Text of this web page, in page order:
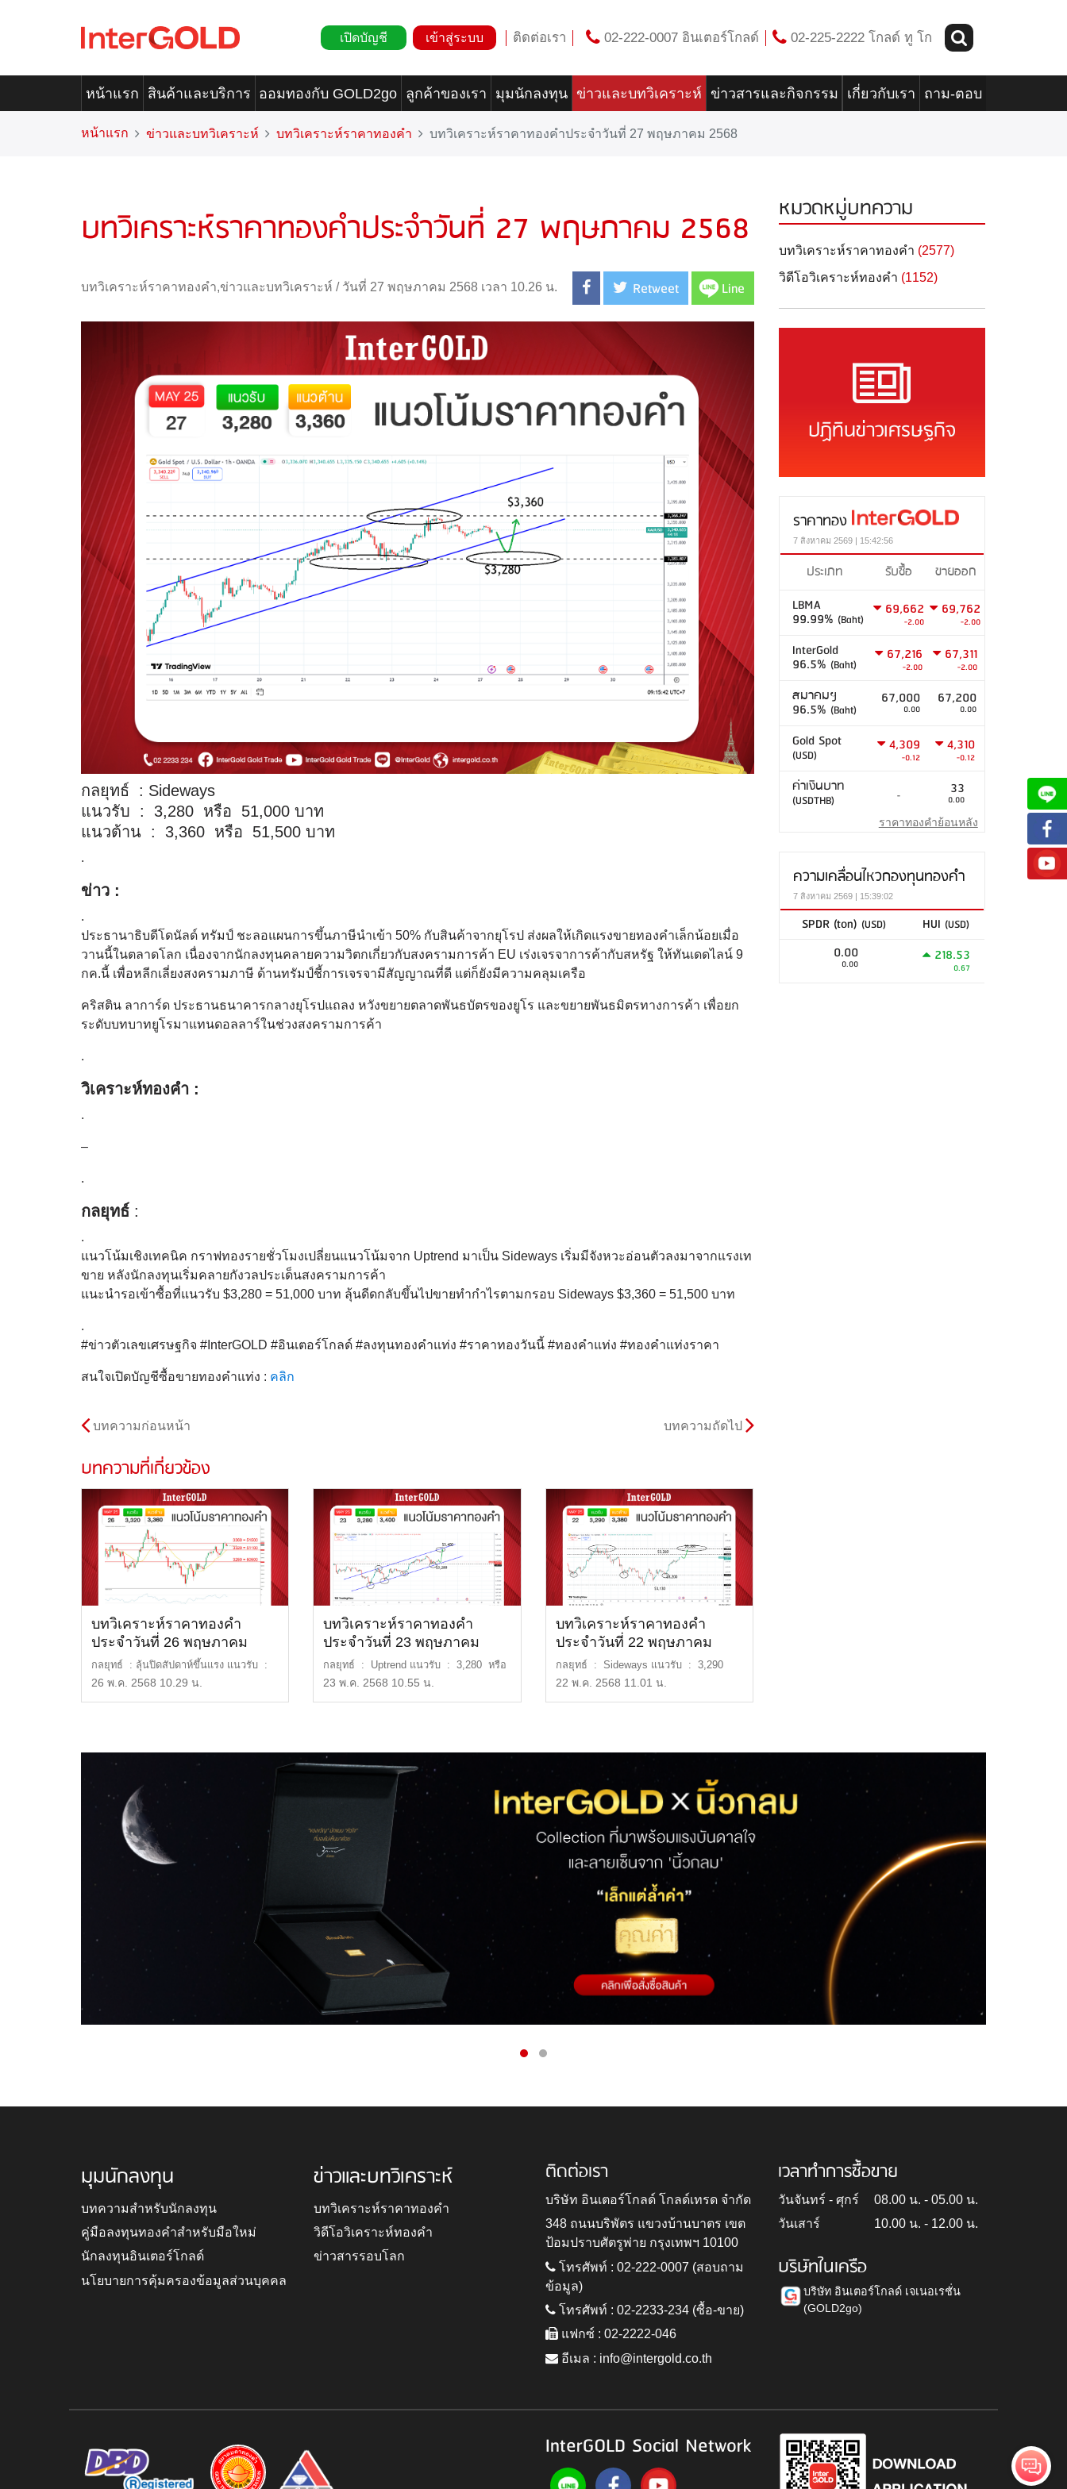
เปิดบัญชี เข้าสู่ระบบ ติดต่อเรา 02-222-0007 อินเตอร์โกลด์ 02-225-2222 โกลด์ ทู โก
หน้าแรก สินค้าและบริการ ออมทองกับ GOLD2go ลูกค้าของเรา มุมนักลงทุน ข่าวและบทวิเคราะห์ ข่าวสารและกิจกรรม เกี่ยวกับเรา ถาม-ตอบ
หน้าแรก ข่าวและบทวิเคราะห์ บทวิเคราะห์ราคาทองคำ บทวิเคราะห์ราคาทองคำประจำวันที่ 27 พฤษภาคม 2568
บทวิเคราะห์ราคาทองคำประจำวันที่ 27 พฤษภาคม 2568
บทวิเคราะห์ราคาทองคำ,ข่าวและบทวิเคราะห์ / วันที่ 27 พฤษภาคม 2568 เวลา 10.26 น. Retweet Line
กลยุทธ์ : Sideways
แนวรับ : 3,280 หรือ 51,000 บาท
แนวต้าน : 3,360 หรือ 51,500 บาท
.
ข่าว :
.
ประธานาธิบดีโดนัลด์ ทรัมป์ ชะลอแผนการขึ้นภาษีนำเข้า 50% กับสินค้าจากยุโรป ส่งผลให้เกิดแรงขายทองคำเล็กน้อยเมื่อ
วานนี้ในตลาดโลก เนื่องจากนักลงทุนคลายความวิตกเกี่ยวกับสงครามการค้า EU เร่งเจรจาการค้ากับสหรัฐ ให้ทันเดดไลน์ 9
กค.นี้ เพื่อหลีกเลี่ยงสงครามภาษี ด้านทรัมป์ชี้การเจรจามีสัญญาณที่ดี แต่ก็ยังมีความคลุมเครือ
คริสติน ลาการ์ด ประธานธนาคารกลางยุโรปแถลง หวังขยายตลาดพันธบัตรของยูโร และขยายพันธมิตรทางการค้า เพื่อยก
ระดับบทบาทยูโรมาแทนดอลลาร์ในช่วงสงครามการค้า
.
วิเคราะห์ทองคำ :
.
–
.
กลยุทธ์ :
.
แนวโน้มเชิงเทคนิค กราฟทองรายชั่วโมงเปลี่ยนแนวโน้มจาก Uptrend มาเป็น Sideways เริ่มมีจังหวะอ่อนตัวลงมาจากแรงเท
ขาย หลังนักลงทุนเริ่มคลายกังวลประเด็นสงครามการค้า
แนะนำรอเข้าซื้อที่แนวรับ $3,280 = 51,000 บาท ลุ้นดีดกลับขึ้นไปขายทำกำไรตามกรอบ Sideways $3,360 = 51,500 บาท
.
#ข่าวตัวเลขเศรษฐกิจ #InterGOLD #อินเตอร์โกลด์ #ลงทุนทองคำแท่ง #ราคาทองวันนี้ #ทองคำแท่ง #ทองคำแท่งราคา
สนใจเปิดบัญชีซื้อขายทองคำแท่ง : คลิก
บทความก่อนหน้า บทความถัดไป
บทความที่เกี่ยวข้อง
บทวิเคราะห์ราคาทองคำ
ประจำวันที่ 26 พฤษภาคม
2568
กลยุทธ์ : ลุ้นปิดสัปดาห์ขึ้นแรง แนวรับ :
3,320 หรือ […]
26 พ.ค. 2568 10.29 น.
บทวิเคราะห์ราคาทองคำ
ประจำวันที่ 23 พฤษภาคม
2568
กลยุทธ์ : Uptrend แนวรับ : 3,280 หรือ
51,100 บาท […]
23 พ.ค. 2568 10.55 น.
บทวิเคราะห์ราคาทองคำ
ประจำวันที่ 22 พฤษภาคม
2568
กลยุทธ์ : Sideways แนวรับ : 3,290
หรือ 51,000 บาท […]
22 พ.ค. 2568 11.01 น.
หมวดหมู่บทความ
บทวิเคราะห์ราคาทองคำ (2577)
วิดีโอวิเคราะห์ทองคำ (1152)
ปฏิทินข่าวเศรษฐกิจ
ราคาทอง
7 สิงหาคม 2569 | 15:42:56
ประเภท รับซื้อ
ขายออก
LBMA
99.99% (Baht)
69,662
-2.00
69,762
-2.00
InterGold
96.5% (Baht)
67,216
-2.00
67,311
-2.00
สมาคมฯ
96.5% (Baht)
67,000
0.00
67,200
0.00
Gold Spot
(USD)
4,309
-0.12
4,310
-0.12
ค่าเงินบาท
(USDTHB) - 33
0.00
ราคาทองคำย้อนหลัง
ความเคลื่อนไหวกองทุนทองคำ
7 สิงหาคม 2569 | 15:39:02
SPDR (ton) (USD) HUI (USD)
0.00
0.00 218.53
0.67
มุมนักลงทุน
บทความสำหรับนักลงทุน
คู่มือลงทุนทองคำสำหรับมือใหม่
นักลงทุนอินเตอร์โกลด์
นโยบายการคุ้มครองข้อมูลส่วนบุคคล
ข่าวและบทวิเคราะห์
บทวิเคราะห์ราคาทองคำ
วิดีโอวิเคราะห์ทองคำ
ข่าวสารรอบโลก
ติดต่อเรา
บริษัท อินเตอร์โกลด์ โกลด์เทรด จำกัด
348 ถนนบริพัตร แขวงบ้านบาตร เขต
ป้อมปราบศัตรูพ่าย กรุงเทพฯ 10100
โทรศัพท์ : 02-222-0007 (สอบถาม
ข้อมูล)
โทรศัพท์ : 02-2233-234 (ซื้อ-ขาย)
แฟกซ์ : 02-2222-046
อีเมล : info@intergold.co.th
เวลาทำการซื้อขาย
วันจันทร์ - ศุกร์
08.00 น. - 05.00 น.
วันเสาร์
10.00 น. - 12.00 น.
บริษัทในเครือ
บริษัท อินเตอร์โกลด์ เจเนอเรชั่น
(GOLD2go)
InterGOLD Social Network